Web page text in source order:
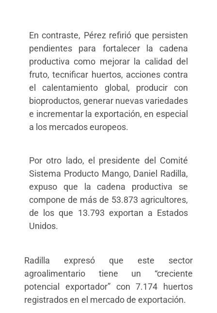
En contraste, Pérez refirió que persisten
pendientes para fortalecer la cadena
productiva como mejorar la calidad del
fruto, tecnificar huertos, acciones contra
el calentamiento global, producir con
bioproductos, generar nuevas variedades
e incrementar la exportación, en especial
a los mercados europeos.
Por otro lado, el presidente del Comité
Sistema Producto Mango, Daniel Radilla,
expuso que la cadena productiva se
compone de más de 53.873 agricultores,
de los que 13.793 exportan a Estados
Unidos.
Radilla expresó que este sector
agroalimentario tiene un “creciente
potencial exportador” con 7.174 huertos
registrados en el mercado de exportación.